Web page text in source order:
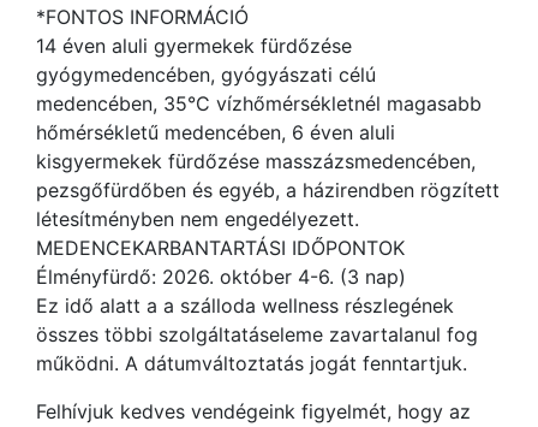
*FONTOS INFORMÁCIÓ
14 éven aluli gyermekek fürdőzése
gyógymedencében, gyógyászati célú
medencében, 35°C vízhőmérsékletnél magasabb
hőmérsékletű medencében, 6 éven aluli
kisgyermekek fürdőzése masszázsmedencében,
pezsgőfürdőben és egyéb, a házirendben rögzített
létesítményben nem engedélyezett.
MEDENCEKARBANTARTÁSI IDŐPONTOK
Élményfürdő: 2026. október 4-6. (3 nap)
Ez idő alatt a a szálloda wellness részlegének
összes többi szolgáltatáseleme zavartalanul fog
működni. A dátumváltoztatás jogát fenntartjuk.
Felhívjuk kedves vendégeink figyelmét, hogy az